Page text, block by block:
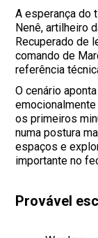
A esperança do
Nenê, artilheiro
Recuperado de
comando de
referência
O cenário
os primeiros
numa postura
espaços e
importante no
Provável